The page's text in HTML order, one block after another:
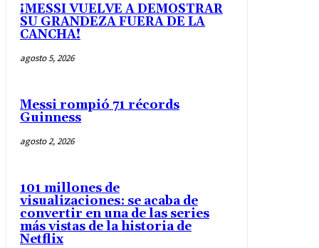
¡MESSI VUELVE A DEMOSTRAR
SU GRANDEZA FUERA DE LA
CANCHA!
agosto 5, 2026
Messi rompió 71 récords
Guinness
agosto 2, 2026
101 millones de
visualizaciones: se acaba de
convertir en una de las series
más vistas de la historia de
Netflix